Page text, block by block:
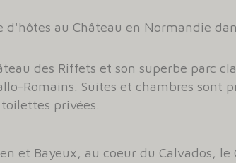
d'hôtes au Château en Normandie
des Riffets et son superbe parc
Romains. Suites et chambres sont
privées.
et Bayeux, au coeur du Calvados,